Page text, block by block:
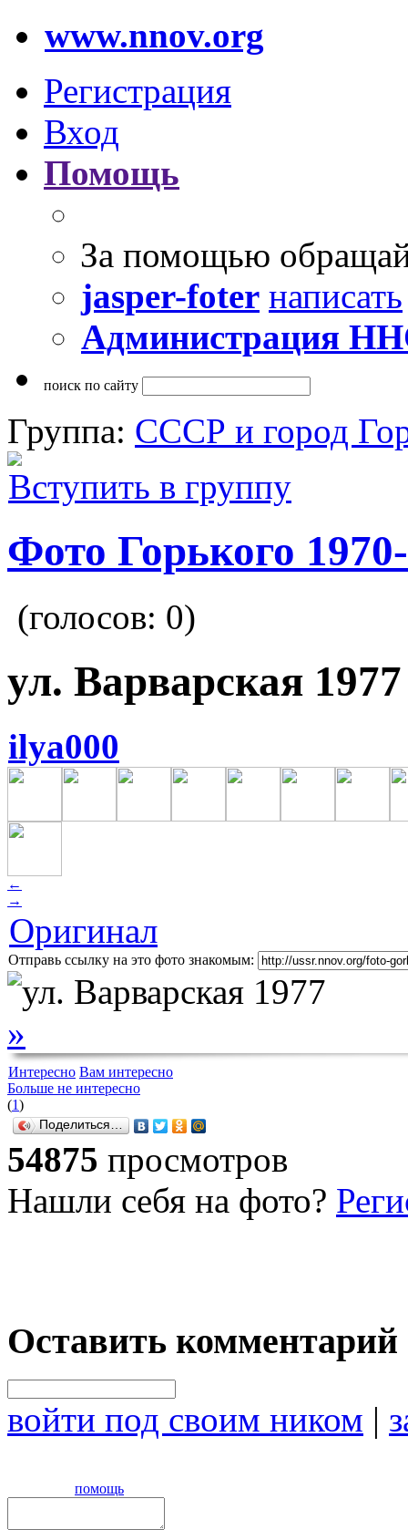
www.nnov.org
Регистрация
Вход
Помощь
За помощью
jasper-foter написать
Администрация
поиск по сайту
Группа: СССР и город
Вступить в группу
Фото Горького
(голосов: 0)
ул. Варварская 1977
ilya000
←
→
Оригинал
Отправь ссылку на это фото знакомым:
»
Интересно Вам интересно
Больше не интересно
(1)
Поделиться…
54875 просмотров
Нашли себя на фото?
Оставить комментарий
войти под своим ником |
помощь